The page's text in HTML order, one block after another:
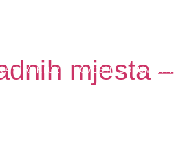
STRUKTURA NOVOSTI DOKUMENTI
mjesta –